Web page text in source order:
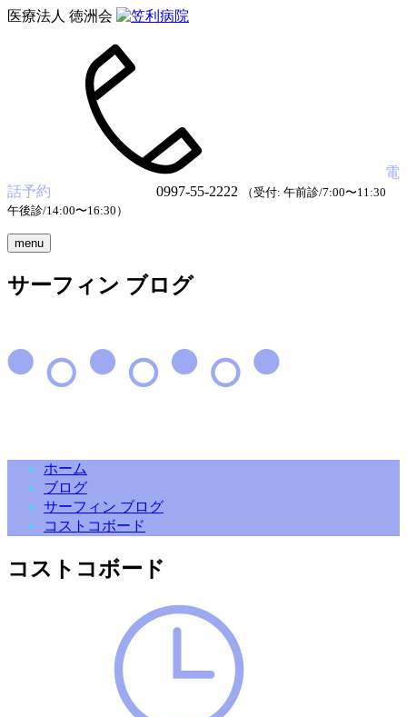
医療法人 徳洲会
電
話予約
0997-55-2222
（受付: 午前診/7:00〜11:30
午後診/14:00〜16:30）
menu
サーフィン ブログ
ホーム
ブログ
サーフィン ブログ
コストコボード
コストコボード